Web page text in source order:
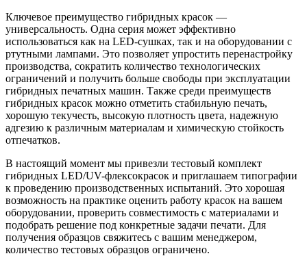
Ключевое преимущество гибридных красок —
универсальность. Одна серия может эффективно
использоваться как на LED-сушках, так и на оборудовании с
ртутными лампами. Это позволяет упростить перенастройку
производства, сократить количество технологических
ограничений и получить больше свободы при эксплуатации
гибридных печатных машин. Также среди преимуществ
гибридных красок можно отметить стабильную печать,
хорошую текучесть, высокую плотность цвета, надежную
адгезию к различным материалам и химическую стойкость
отпечатков.
В настоящий момент мы привезли тестовый комплект
гибридных LED/UV-флексокрасок и приглашаем типографии
к проведению производственных испытаний. Это хорошая
возможность на практике оценить работу красок на вашем
оборудовании, проверить совместимость с материалами и
подобрать решение под конкретные задачи печати. Для
получения образцов свяжитесь с вашим менеджером,
количество тестовых образцов ограничено.